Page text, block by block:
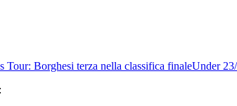
Tour: Borghesi terza nella classifica finaleUnder